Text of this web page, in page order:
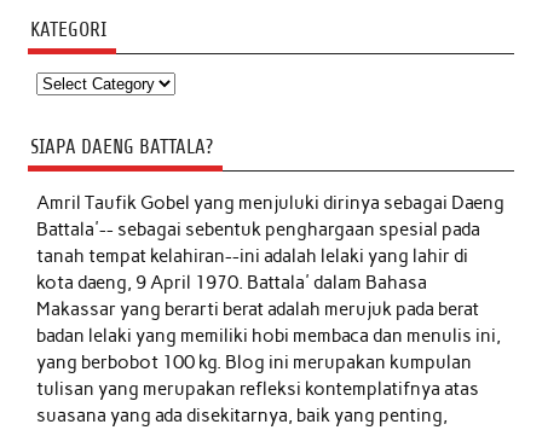
KATEGORI
Kategori
SIAPA DAENG BATTALA?
Amril Taufik Gobelyang menjuluki dirinya sebagai Daeng
Battala'-- sebagai sebentuk penghargaan spesial pada
tanah tempat kelahiran--ini adalah lelaki yang lahir di
kota daeng, 9 April 1970. Battala' dalam Bahasa
Makassar yang berarti berat adalah merujuk pada berat
badan lelaki yang memiliki hobi membaca dan menulis ini,
yang berbobot 100 kg. Blog ini merupakan kumpulan
tulisan yang merupakan refleksi kontemplatifnya atas
suasana yang ada disekitarnya, baik yang penting,